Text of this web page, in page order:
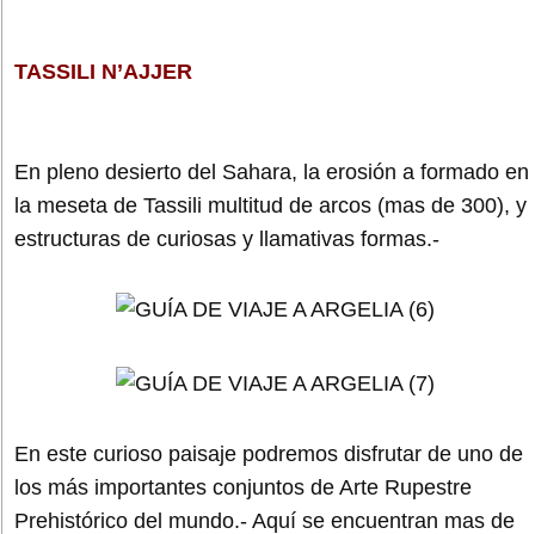
TASSILI N’AJJER
En pleno desierto del Sahara, la erosión a formado en
la meseta de Tassili multitud de arcos (mas de 300), y
estructuras de curiosas y llamativas formas.-
En este curioso paisaje podremos disfrutar de uno de
los más importantes conjuntos de Arte Rupestre
Prehistórico del mundo.- Aquí se encuentran mas de